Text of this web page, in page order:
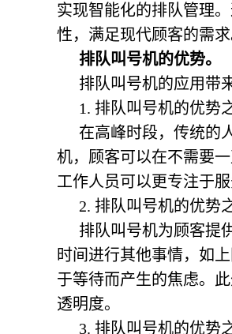
实现智能化的排队管理
性，满足现代顾客的需求
排队叫号机的优势。
排队叫号机的应用带
1. 排队叫号机的优势
在高峰时段，传统的
机，顾客可以在不需要
工作人员可以更专注于
2. 排队叫号机的优势
排队叫号机为顾客提
时间进行其他事情，如
于等待而产生的焦虑。
透明度。
3. 排队叫号机的优势